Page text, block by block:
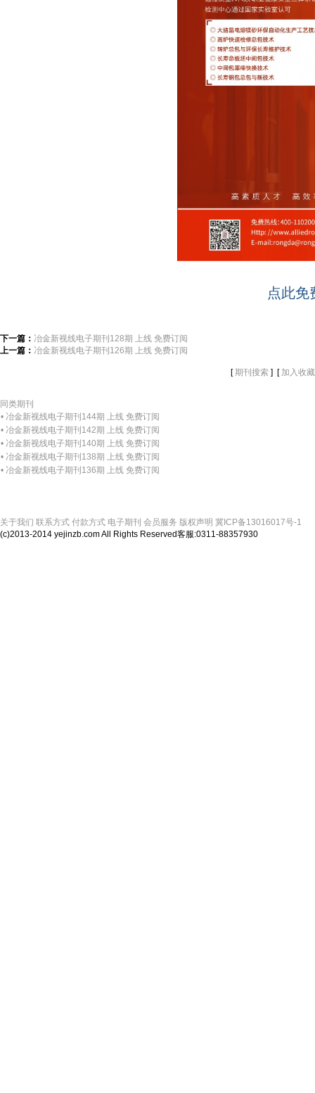
点此免
下一篇： 冶金新视线电子期刊128期 上线 免费订阅
上一篇： 冶金新视线电子期刊126期 上线 免费订阅
[期刊搜索 ] [ 加入收藏
同类期刊
• 冶金新视线电子期刊144期 上线 免费订阅
• 冶金新视线电子期刊142期 上线 免费订阅
• 冶金新视线电子期刊140期 上线 免费订阅
• 冶金新视线电子期刊138期 上线 免费订阅
• 冶金新视线电子期刊136期 上线 免费订阅
关于我们 联系方式 付款方式 电子期刊 会员服务 版权声明 冀ICP备13016017号-1
(c)2013-2014 yejinzb.com All Rights Reserved客服:0311-88357930